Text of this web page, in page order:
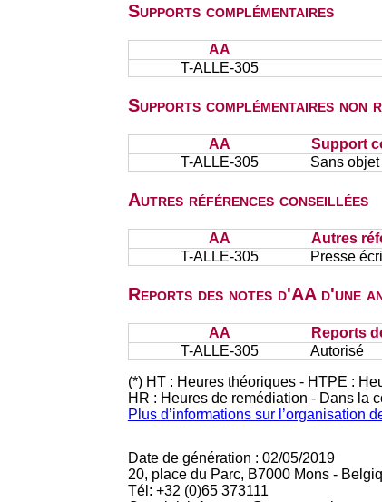
Supports complémentaires
AA
T-ALLE-305
Supports complémentaires non
AA
Support
T-ALLE-305
Sans objet
Autres références conseillées
AA
Autres
T-ALLE-305
Presse
Reports des notes d'AA d'une
AA
Reports
T-ALLE-305
Autorisé
(*) HT : Heures théoriques - HTPE :
HR : Heures de remédiation - Dans la
Plus d’informations sur l’organisation
Date de génération : 02/05/2019
20, place du Parc, B7000 Mons -
Tél: +32 (0)65 373111